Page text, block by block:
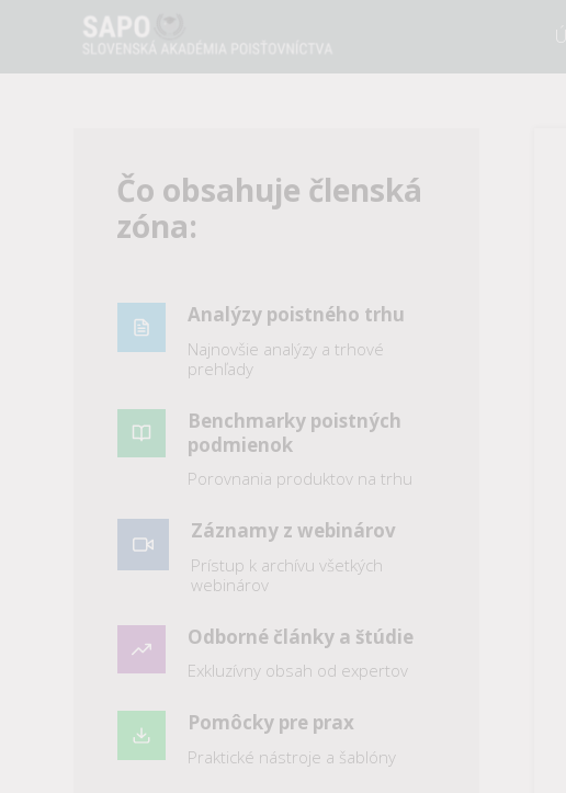
Čo obsahuje členská
zóna:
Analýzy poistného trhu
Najnovšie analýzy a trhové
prehľady
Benchmarky poistných
podmienok
Porovnania produktov na trhu
Záznamy z webinárov
Prístup k archívu všetkých
webinárov
Odborné články a štúdie
Exkluzívny obsah od expertov
Pomôcky pre prax
Praktické nástroje a šablóny